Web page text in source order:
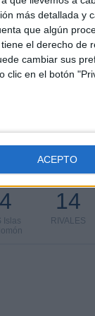
más detallada y
que algún
el derecho de
cambiar sus
clic en el botón
ACEPTO
TOTAL
8
14
RIVALES
4
Islas